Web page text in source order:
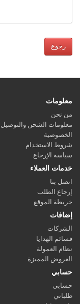
رجوع
معلومات
من نحن
معلومات الشحن والتوصيل
الخصوصية
شروط الاستخدام
سياسة الإرجاع
خدمات العملاء
اتصل بنا
إرجاع الطلب
خريطة الموقع
إضافات
الشركات
قسائم الهدايا
نظام العمولة
العروض المميزة
حسابي
حسابي
طلباتي